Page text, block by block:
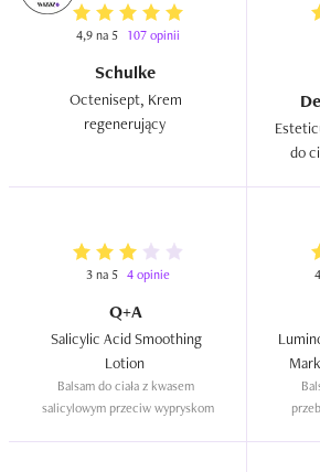
4,9 na 5 107 opinii
Schulke
Octenisept, Krem
do
3 na 5 4 opinie
Q+A
Salicylic Acid Smoothing
Balsam do ciała z kwasem
salicylowym przeciw wypryskom